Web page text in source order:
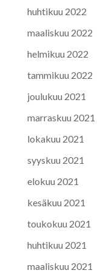
huhtikuu 2022
maaliskuu 2022
helmikuu 2022
tammikuu 2022
joulukuu 2021
marraskuu 2021
lokakuu 2021
syyskuu 2021
elokuu 2021
kesäkuu 2021
toukokuu 2021
huhtikuu 2021
maaliskuu 2021